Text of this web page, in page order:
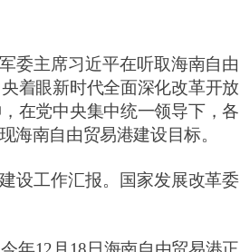
委主席习近平在听取海南自由
着眼新时代全面深化改革开放
在党中央集中统一领导下，各
海南自由贸易港建设目标。
设工作汇报。国家发展改革委